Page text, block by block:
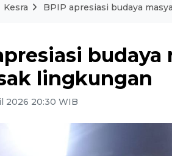
Kesra BPIP apresiasi budaya
lingkungan
2026 20:30 WIB